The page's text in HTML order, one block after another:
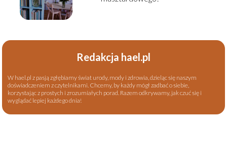
Redakcja hael.pl
W hael.pl z pasją zgłębiamy świat urody, mody i zdrowia, dzieląc się naszym
doświadczeniem z czytelnikami. Chcemy, by każdy mógł zadbać o siebie,
korzystając z prostych i zrozumiałych porad. Razem odkrywamy, jak czuć się i
wyglądać lepiej każdego dnia!